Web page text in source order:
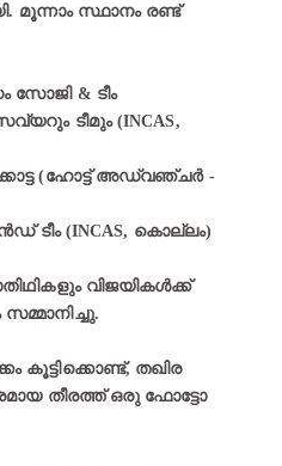
മൂന്നാം സ്ഥാനം രണ്ട്
സോജി & ടീം
ടീമും (INCAS,
(ഹോട്ട് അഡ്വഞ്ചർ -
ടീം (INCAS, കൊല്ലം)
വിജയികൾക്ക്
കൂട്ടിക്കൊണ്ട്, തഖിര
തീരത്ത് ഒരു ഫോട്ടോ